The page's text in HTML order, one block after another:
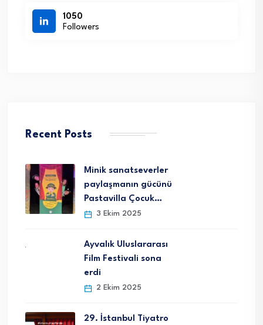
1050
Followers
Recent Posts
Minik sanatseverler
paylaşmanın gücünü
Pastavilla Çocuk…
3 Ekim 2025
Ayvalık Uluslararası
Film Festivali sona
erdi
2 Ekim 2025
29. İstanbul Tiyatro